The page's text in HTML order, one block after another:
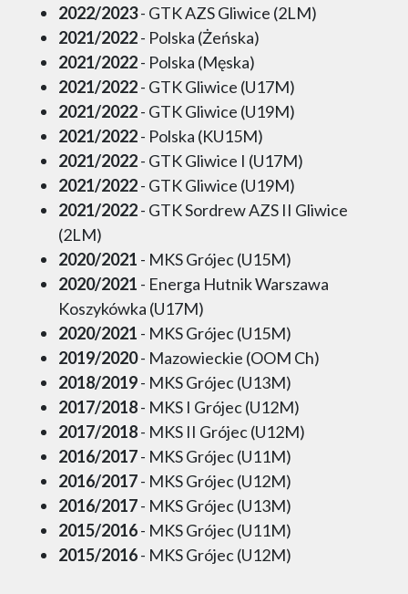
2022/2023- GTK AZS Gliwice (2LM)
2021/2022- Polska (Żeńska)
2021/2022- Polska (Męska)
2021/2022- GTK Gliwice (U17M)
2021/2022- GTK Gliwice (U19M)
2021/2022- Polska (KU15M)
2021/2022- GTK Gliwice I (U17M)
2021/2022- GTK Gliwice (U19M)
2021/2022- GTK Sordrew AZS II Gliwice
(2LM)
2020/2021 - MKS Grójec (U15M)
2020/2021 - Energa Hutnik Warszawa
Koszykówka (U17M)
2020/2021 - MKS Grójec (U15M)
2019/2020- Mazowieckie (OOM Ch)
2018/2019- MKS Grójec (U13M)
2017/2018- MKS I Grójec (U12M)
2017/2018- MKS II Grójec (U12M)
2016/2017- MKS Grójec (U11M)
2016/2017- MKS Grójec (U12M)
2016/2017- MKS Grójec (U13M)
2015/2016- MKS Grójec (U11M)
2015/2016- MKS Grójec (U12M)